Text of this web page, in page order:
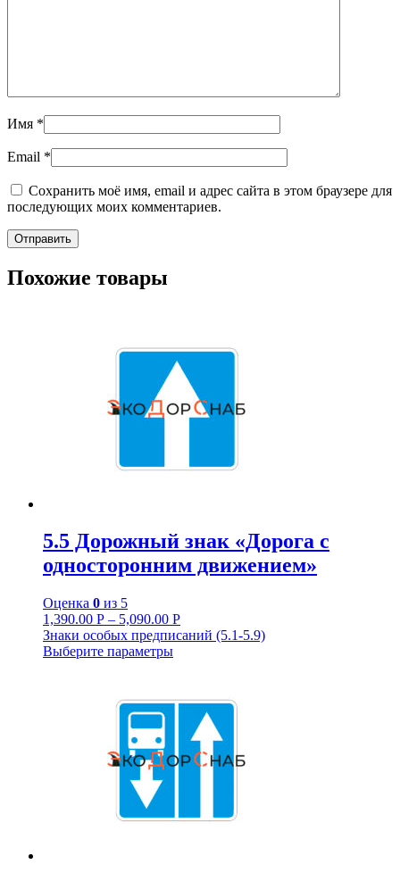
Имя *
Email *
Сохранить моё имя, email и адрес сайта в этом браузере для
последующих моих комментариев.
Похожие товары
5.5 Дорожный знак «Дорога с
односторонним движением»
Оценка 0 из 5
1,390.00 Р – 5,090.00 Р
Знаки особых предписаний (5.1-5.9)
Выберите параметры